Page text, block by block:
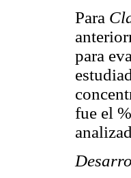
Para
para
fue el